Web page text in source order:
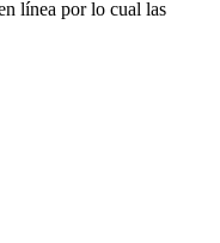
línea por lo cual las